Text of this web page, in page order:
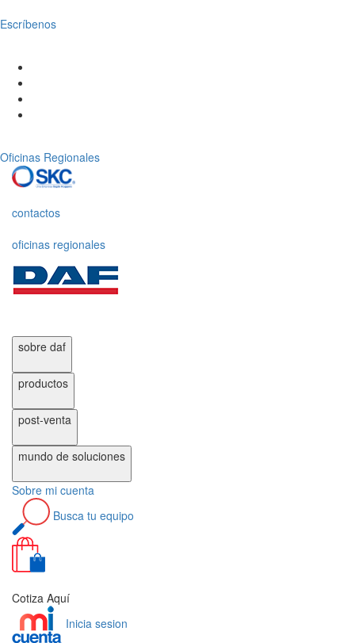
Escríbenos
Oficinas Regionales
contactos
oficinas regionales
sobre daf
productos
post-venta
mundo de soluciones
Sobre mi cuenta
Busca tu equipo
Cotiza Aquí
Inicia sesion